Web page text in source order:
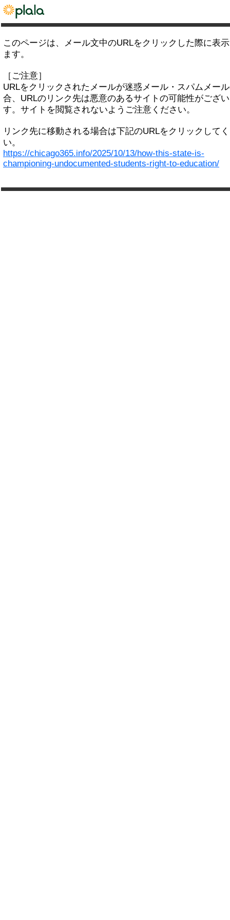
このページは、メール文中のURLをクリックした際に表
ます。
［ご注意］
URLをクリックされたメールが迷惑メール・スパムメー
合、URLのリンク先は悪意のあるサイトの可能性がござ
す。サイトを閲覧されないようご注意ください。
リンク先に移動される場合は下記のURLをクリックして
い。
https://chicago365.info/2025/10/13/how-this-state-is-
championing-undocumented-students-right-to-education/